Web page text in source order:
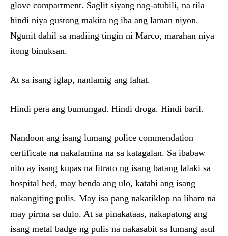
glove compartment. Saglit siyang nag-atubili, na tila
hindi niya gustong makita ng iba ang laman niyon.
Ngunit dahil sa madiing tingin ni Marco, marahan niya
itong binuksan.
At sa isang iglap, nanlamig ang lahat.
Hindi pera ang bumungad. Hindi droga. Hindi baril.
Nandoon ang isang lumang police commendation
certificate na nakalamina na sa katagalan. Sa ibabaw
nito ay isang kupas na litrato ng isang batang lalaki sa
hospital bed, may benda ang ulo, katabi ang isang
nakangiting pulis. May isa pang nakatiklop na liham na
may pirma sa dulo. At sa pinakataas, nakapatong ang
isang metal badge ng pulis na nakasabit sa lumang asul